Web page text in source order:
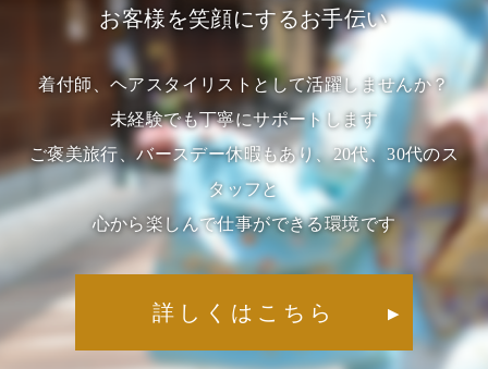
お客様を笑顔にするお手伝い
着付師、ヘアスタイリストとして活躍しませんか？
未経験でも丁寧にサポートします
ご褒美旅行、バースデー休暇もあり、20代、30代のス
タッフと
心から楽しんで仕事ができる環境です
詳しくはこちら ▶︎